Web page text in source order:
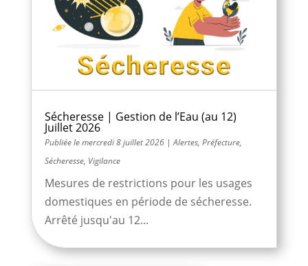
Sécheresse | Gestion de l’Eau (au 12)
Juillet 2026
mercredi 8 juillet 2026|Alertes, Préfecture,
Sécheresse, Vigilance
Mesures de restrictions pour les usages
domestiques en période de sécheresse.
Arrêté jusqu'au 12...